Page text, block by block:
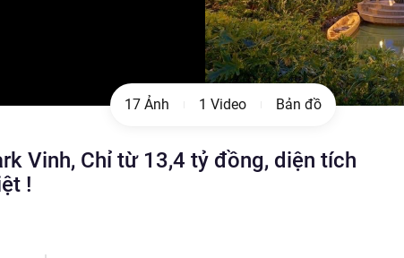
17 Ảnh 1 Video Bản đồ
Vinh, Chỉ từ 13,4 tỷ đồng, diện tích
!